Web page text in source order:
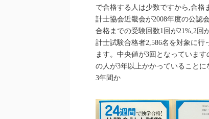
で合格する人は少数ですから,合格
計士協会近畿会が2008年度の公認
合格までの受験回数1回が21%,2回
計士試験合格者2,586名を対象に行
ます。中央値が3回となっていま
の人が3年以上かかっていること
3年間か